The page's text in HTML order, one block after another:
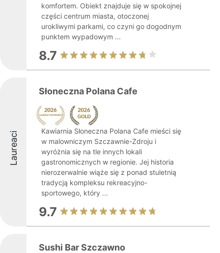
komfortem. Obiekt znajduje się w spokojnej
części centrum miasta, otoczonej
urokliwymi parkami, co czyni go dogodnym
punktem wypadowym ...
8.7
Laureaci
Słoneczna Polana Cafe
Kawiarnia Słoneczna Polana Cafe mieści się
w malowniczym Szczawnie-Zdroju i
wyróżnia się na tle innych lokali
gastronomicznych w regionie. Jej historia
nierozerwalnie wiąże się z ponad stuletnią
tradycją kompleksu rekreacyjno-
sportowego, który ...
9.7
Sushi Bar Szczawno